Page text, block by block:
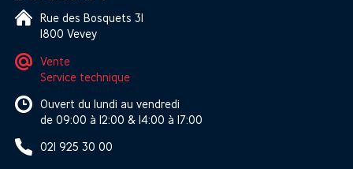
Rue des Bosquets 31
1800 Vevey
Vente
Service technique
Ouvert du lundi au vendredi
de 09:00 à 12:00 & 14:00 à 17:00
021 925 30 00